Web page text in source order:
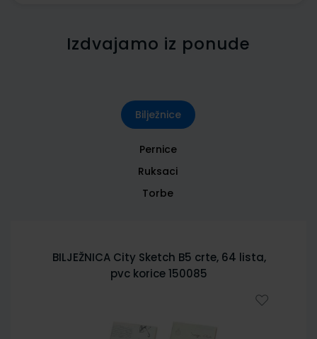
Izdvajamo iz ponude
Bilježnice
Pernice
Ruksaci
Torbe
BILJEŽNICA City Sketch B5 crte, 64 lista,
pvc korice 150085